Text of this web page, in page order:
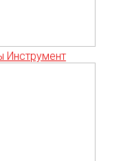
Инструмент